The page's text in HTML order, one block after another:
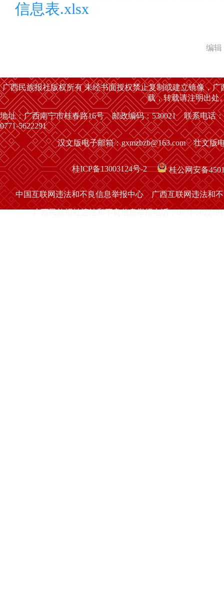
信息表.xlsx
编
广西民族报社版权所有 未经书面授权禁止复制或建立镜像，
载，转载请注明出处
地址：广西南宁市桂春路16号 邮政编码：530021 联系电话：
0771-5622291
汉文版电子邮箱：gxmzbzb@163.com 壮文版
桂ICP备13003124号-2 桂公网安备
中国互联网违法和不良信息举报中心 广西互联网违法和
广西民族报社违法和不良信息举报电话：0771-